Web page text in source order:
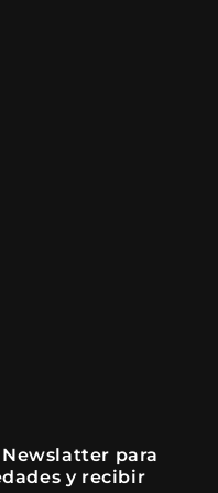
para
y recibir